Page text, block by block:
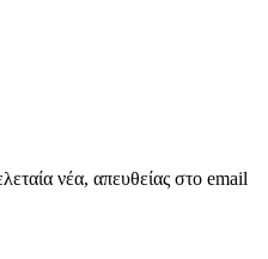
νέα, απευθείας στο email